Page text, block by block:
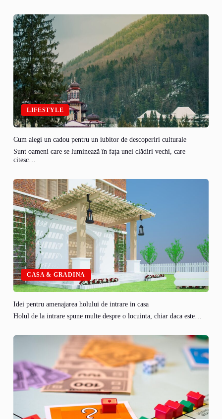
LIFESTYLE
Cum alegi un cadou pentru un iubitor de descoperiri culturale
Sunt oameni care se luminează în fața unei clădiri vechi, care
citesc…
CASA & GRADINA
Idei pentru amenajarea holului de intrare in casa
Holul de la intrare spune multe despre o locuinta, chiar daca este…